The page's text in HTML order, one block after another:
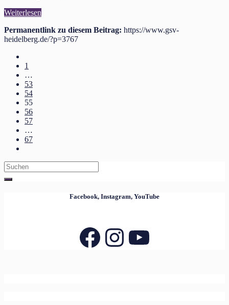
Weiterlesen
Permanentlink zu diesem Beitrag: https://www.gsv-
heidelberg.de/?p=3767
1
…
53
54
55
56
57
…
67
Search
for:
Facebook, Instagram, YouTube
Facebook
Instagram
YouTube